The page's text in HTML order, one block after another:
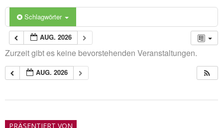
Schlagwörter
AUG. 2026
Zurzeit gibt es keine bevorstehenden Veranstaltungen.
AUG. 2026
PRÄSENTIERT VON